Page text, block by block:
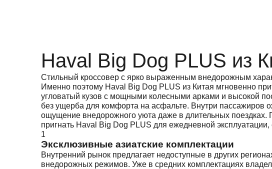
Haval Big Dog PLUS из
Стильный кроссовер с ярко выраженным внедорожным
Именно поэтому Haval Big Dog PLUS из Китая мгновенно
угловатый кузов с мощными колесными арками и высокой
без ущерба для комфорта на асфальте. Внутри
ощущение внедорожного уюта даже в длительных поездках.
пригнать Haval Big Dog PLUS для ежедневной
1
Эксклюзивные азиатские комплектации
Внутренний рынок предлагает недоступные в других
внедорожных режимов. Уже в средних комплектациях